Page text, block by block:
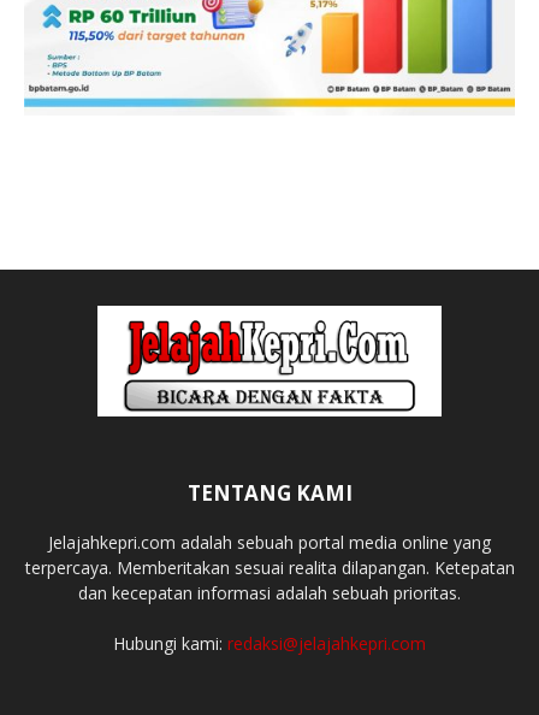
TENTANG KAMI
Jelajahkepri.com adalah sebuah portal media online yang
terpercaya. Memberitakan sesuai realita dilapangan. Ketepatan
dan kecepatan informasi adalah sebuah prioritas.
Hubungi kami: redaksi@jelajahkepri.com